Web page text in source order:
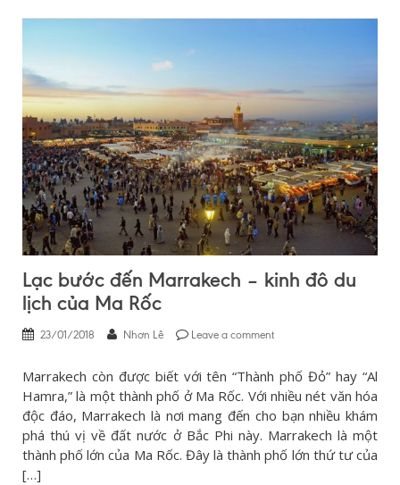
Lạc bước đến Marrakech – kinh đô du
lịch của Ma Rốc
23/01/2018 Nhơn Lê Leave a comment
Marrakech còn được biết với tên “Thành phố Đỏ” hay “Al
Hamra,” là một thành phố ở Ma Rốc. Với nhiều nét văn hóa
độc đáo, Marrakech là nơi mang đến cho bạn nhiều khám
phá thú vị về đất nước ở Bắc Phi này. Marrakech là một
thành phố lớn của Ma Rốc. Đây là thành phố lớn thứ tư của
[…]